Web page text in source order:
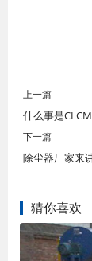
上一篇
什么事是
下一篇
除尘器厂家来
猜你喜欢